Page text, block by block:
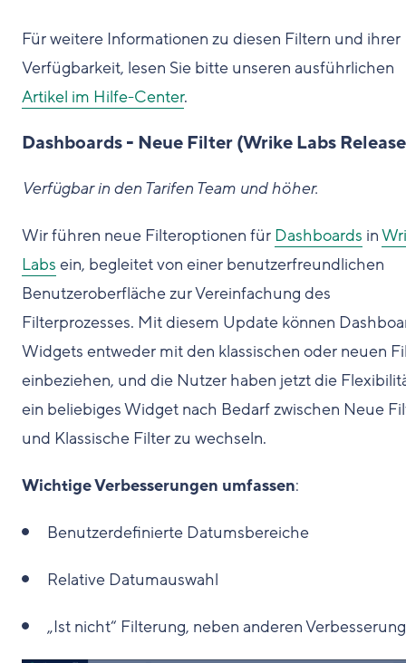
Für weitere Informationen zu diesen Filtern und ihrer
Verfügbarkeit, lesen Sie bitte unseren ausführlichen
Artikel im Hilfe-Center.
Dashboards - Neue Filter (Wrike Labs
Verfügbar in den Tarifen Team und höher.
Wir führen neue Filteroptionen für Dashboards in
Labs ein, begleitet von einer benutzerfreundlichen
Benutzeroberfläche zur Vereinfachung des
Filterprozesses. Mit diesem Update können
Widgets entweder mit den klassischen oder neuen
einbeziehen, und die Nutzer haben jetzt die
ein beliebiges Widget nach Bedarf zwischen Neue
und Klassische Filter zu wechseln.
Wichtige Verbesserungen umfassen:
Benutzerdefinierte Datumsbereiche
Relative Datumauswahl
„Ist nicht“ Filterung, neben anderen